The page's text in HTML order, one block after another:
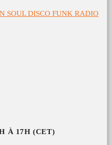
SOUL DISCO FUNK RADIO
À 17H (CET)